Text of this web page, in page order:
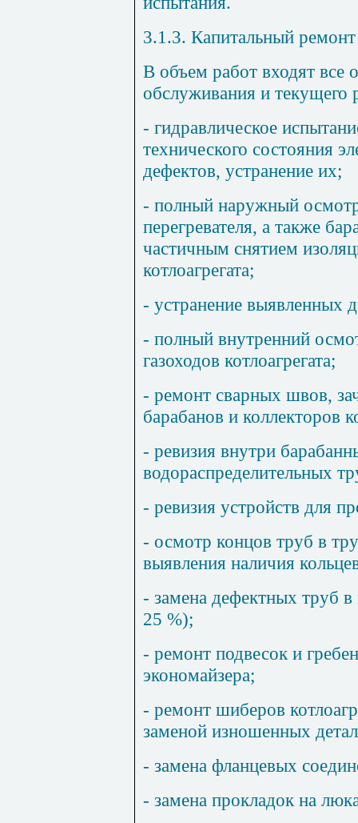
3.1.3. Капитальный ремонт
В объем работ входят все
обслуживания и текущего
- гидравлическое
технического состояния
дефектов, устранение их;
- полный наружный
перегревателя, а также
частичным снятием
котлоагрегата;
- устранение выявленных
- полный внутренний
газоходов котлоагрегата;
- ремонт сварных швов,
барабанов и коллекторов
- ревизия внутри
водораспределительных
- ревизия устройств для
- осмотр концов труб в
выявления наличия
- замена дефектных труб в
25 %);
- ремонт подвесок и
экономайзера;
- ремонт шиберов
заменой изношенных
- замена фланцевых
- замена прокладок на